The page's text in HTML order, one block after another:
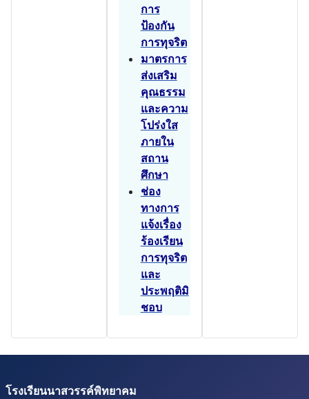
การ
ป้องกัน
การทุจริต
มาตรการ
ส่งเสริม
คุณธรรม
และความ
โปร่งใส
ภายใน
สถาน
ศึกษา
ช่อง
ทางการ
แจ้งเรื่อง
ร้องเรียน
การทุจริต
และ
ประพฤติมิ
ชอบ
โรงเรียนนาสวรรค์พิทยาคม